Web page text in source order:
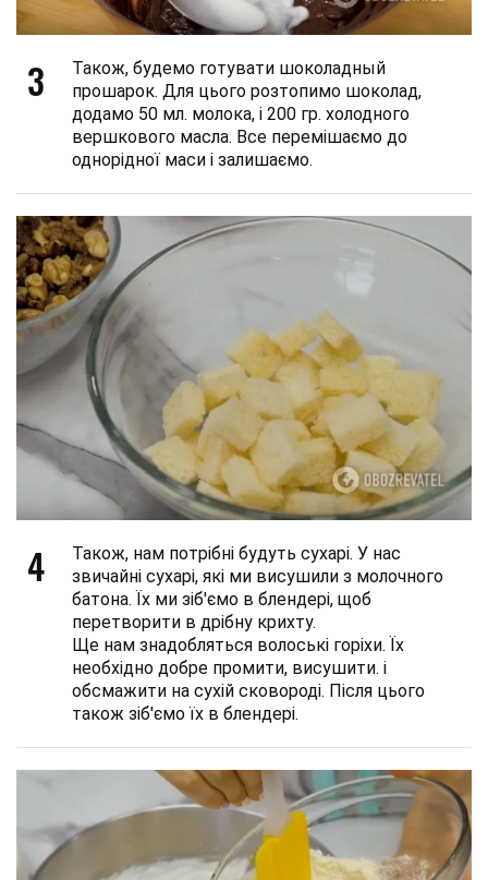
3
Також, будемо готувати шоколадный
прошарок. Для цього розтопимо шоколад,
додамо 50 мл. молока, і 200 гр. холодного
вершкового масла. Все перемішаємо до
однорідної маси і залишаємо.
4
Також, нам потрібні будуть сухарі. У нас
звичайні сухарі, які ми висушили з молочного
батона. Їх ми зіб'ємо в блендері, щоб
перетворити в дрібну крихту.
Ще нам знадобляться волоські горіхи. Їх
необхідно добре промити, висушити. і
обсмажити на сухій сковороді. Після цього
також зіб'ємо їх в блендері.